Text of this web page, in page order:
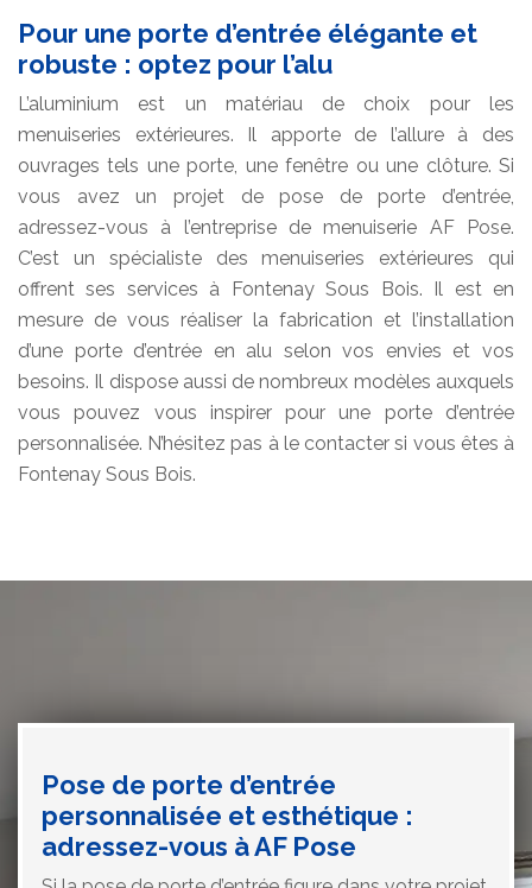
Pour une porte d’entrée élégante et
robuste : optez pour l’alu
L’aluminium est un matériau de choix pour les
menuiseries extérieures. Il apporte de l’allure à des
ouvrages tels une porte, une fenêtre ou une clôture. Si
vous avez un projet de pose de porte d’entrée,
adressez-vous à l’entreprise de menuiserie AF Pose.
C’est un spécialiste des menuiseries extérieures qui
offrent ses services à Fontenay Sous Bois. Il est en
mesure de vous réaliser la fabrication et l’installation
d’une porte d’entrée en alu selon vos envies et vos
besoins. Il dispose aussi de nombreux modèles auxquels
vous pouvez vous inspirer pour une porte d’entrée
personnalisée. N’hésitez pas à le contacter si vous êtes à
Fontenay Sous Bois.
Pose de porte d’entrée
personnalisée et esthétique :
adressez-vous à AF Pose